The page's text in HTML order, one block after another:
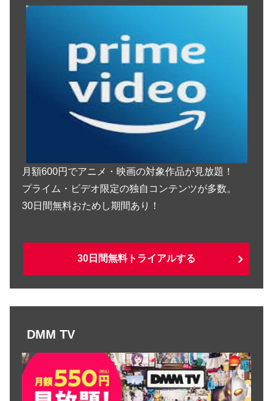
月額600円でアニメ・映画の対象作品が見放題！
プライム・ビデオ限定の独自コンテンツが多数。
30日間無料おためし期間あり！
30日間無料トライアルする
DMM TV